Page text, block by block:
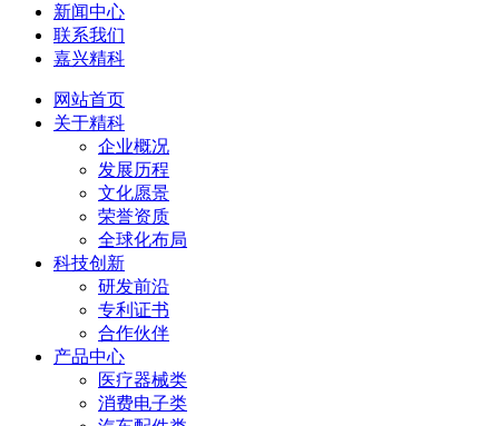
新闻中心
联系我们
嘉兴精科
网站首页
关于精科
企业概况
发展历程
文化愿景
荣誉资质
全球化布局
科技创新
研发前沿
专利证书
合作伙伴
产品中心
医疗器械类
消费电子类